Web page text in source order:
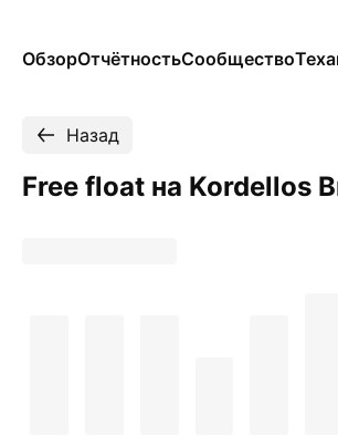
ОбзорОтчётностьСообщество
Назад
Free float на Kordellos